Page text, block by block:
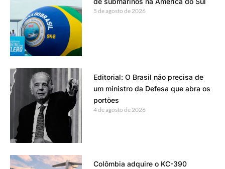
5 de agosto de 2026
Editorial: O Brasil não precisa de
um ministro da Defesa que abra os
portões
4 de agosto de 2026
Colômbia adquire o KC-390